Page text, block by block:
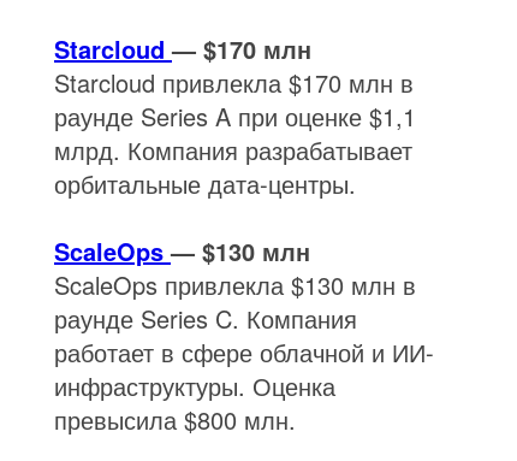
Starcloud— $170 млн
Starcloud привлекла $170 млн в
раунде Series A при оценке $1,1
млрд. Компания разрабатывает
орбитальные дата-центры.
ScaleOps— $130 млн
ScaleOps привлекла $130 млн в
раунде Series C. Компания
работает в сфере облачной и ИИ-
инфраструктуры. Оценка
превысила $800 млн.